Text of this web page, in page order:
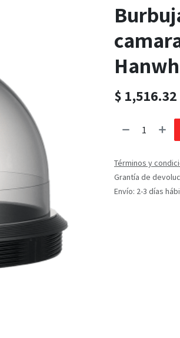
$ 1,516.32
Términos y
Grantía de
Envío: 2-3 días